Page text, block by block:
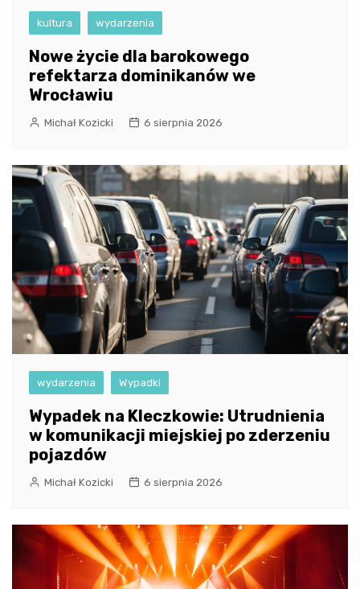
kultura wydarzenia
Nowe życie dla barokowego
refektarza dominikanów we
Wrocławiu
Michał Kozicki 6 sierpnia 2026
wydarzenia Wypadki
Wypadek na Kleczkowie: Utrudnienia
w komunikacji miejskiej po zderzeniu
pojazdów
Michał Kozicki 6 sierpnia 2026